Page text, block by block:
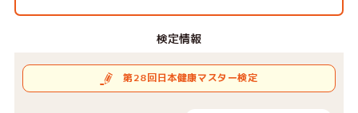
検定情報
第28回日本健康マスター検定